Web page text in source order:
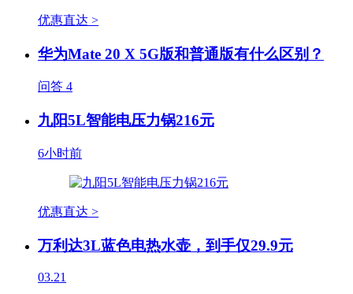
优惠直达 >
华为Mate 20 X 5G版和普通版有什么区别？
问答 4
九阳5L智能电压力锅216元
6小时前
优惠直达 >
万利达3L蓝色电热水壶，到手仅29.9元
03.21